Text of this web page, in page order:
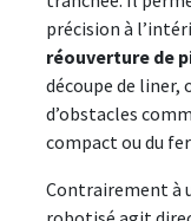
précision à
réouverture de
découpe de liner,
d’obstacles
compact ou du
Contrairement à